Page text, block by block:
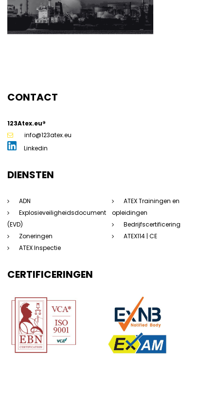
CONTACT
123Atex.eu®
info@123atex.eu
Linkedin
DIENSTEN
ADN
Explosieveiligheidsdocument
(EVD)
Zoneringen
ATEX Inspectie
ATEX Trainingen en
opleidingen
Bedrijfscertificering
ATEX114 | CE
CERTIFICERINGEN